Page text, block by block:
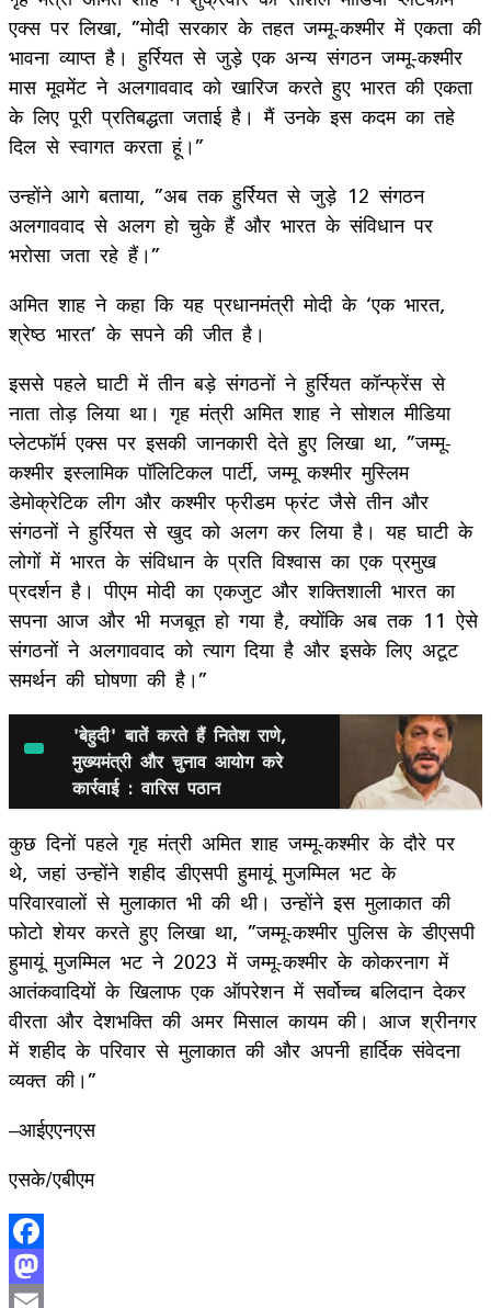
एक्स पर लिखा, ”मोदी सरकार के तहत जम्मू-कश्मीर में एकता की
भावना व्याप्त है। हुर्रियत से जुड़े एक अन्य संगठन जम्मू-कश्मीर
मास मूवमेंट ने अलगाववाद को खारिज करते हुए भारत की एकता
के लिए पूरी प्रतिबद्धता जताई है। मैं उनके इस कदम का तहे
दिल से स्वागत करता हूं।”
उन्होंने आगे बताया, ”अब तक हुर्रियत से जुड़े 12 संगठन
अलगाववाद से अलग हो चुके हैं और भारत के संविधान पर
भरोसा जता रहे हैं।”
अमित शाह ने कहा कि यह प्रधानमंत्री मोदी के ‘एक भारत,
श्रेष्ठ भारत’ के सपने की जीत है।
इससे पहले घाटी में तीन बड़े संगठनों ने हुर्रियत कॉन्फ्रेंस से
नाता तोड़ लिया था। गृह मंत्री अमित शाह ने सोशल मीडिया
प्लेटफॉर्म एक्स पर इसकी जानकारी देते हुए लिखा था, ”जम्मू-
कश्मीर इस्लामिक पॉलिटिकल पार्टी, जम्मू कश्मीर मुस्लिम
डेमोक्रेटिक लीग और कश्मीर फ्रीडम फ्रंट जैसे तीन और
संगठनों ने हुर्रियत से खुद को अलग कर लिया है। यह घाटी के
लोगों में भारत के संविधान के प्रति विश्वास का एक प्रमुख
प्रदर्शन है। पीएम मोदी का एकजुट और शक्तिशाली भारत का
सपना आज और भी मजबूत हो गया है, क्योंकि अब तक 11 ऐसे
संगठनों ने अलगाववाद को त्याग दिया है और इसके लिए अटूट
समर्थन की घोषणा की है।”
'बेहुदी' बातें करते हैं नितेश राणे,
मुख्यमंत्री और चुनाव आयोग करे
कार्रवाई : वारिस पठान
कुछ दिनों पहले गृह मंत्री अमित शाह जम्मू-कश्मीर के दौरे पर
थे, जहां उन्होंने शहीद डीएसपी हुमायूं मुजम्मिल भट के
परिवारवालों से मुलाकात भी की थी। उन्होंने इस मुलाकात की
फोटो शेयर करते हुए लिखा था, ”जम्मू-कश्मीर पुलिस के डीएसपी
हुमायूं मुजम्मिल भट ने 2023 में जम्मू-कश्मीर के कोकरनाग में
आतंकवादियों के खिलाफ एक ऑपरेशन में सर्वोच्च बलिदान देकर
वीरता और देशभक्ति की अमर मिसाल कायम की। आज श्रीनगर
में शहीद के परिवार से मुलाकात की और अपनी हार्दिक संवेदना
व्यक्त की।”
–आईएएनएस
एसके/एबीएम
Facebook